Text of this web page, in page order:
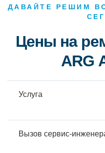
ДАВАЙТЕ РЕШИМ
Цены на
ARG
Услуга
Вызов сервис-